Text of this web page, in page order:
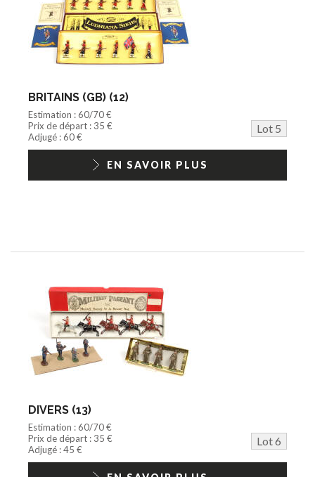
BRITAINS (GB) (12)
Estimation : 60/70 €
Prix de départ : 35 €
Lot 5
Adjugé : 60 €
EN SAVOIR PLUS
DIVERS (13)
Estimation : 60/70 €
Prix de départ : 35 €
Lot 6
Adjugé : 45 €